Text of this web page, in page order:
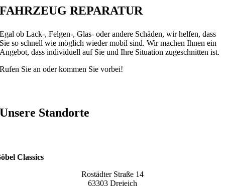
FAHRZEUGREPARATUR
Egal ob Lack-, Felgen-, Glas- oder andere Schäden, wir helfen, dass
Sie so schnell wie möglich wieder mobil sind. Wir machen Ihnen ein
Angebot, dass individuell auf Sie und Ihre Situation zugeschnitten ist.
Rufen Sie an oder kommen Sie vorbei!
Unsere Standorte
Classics
Rostädter Straße 14
63303 Dreieich